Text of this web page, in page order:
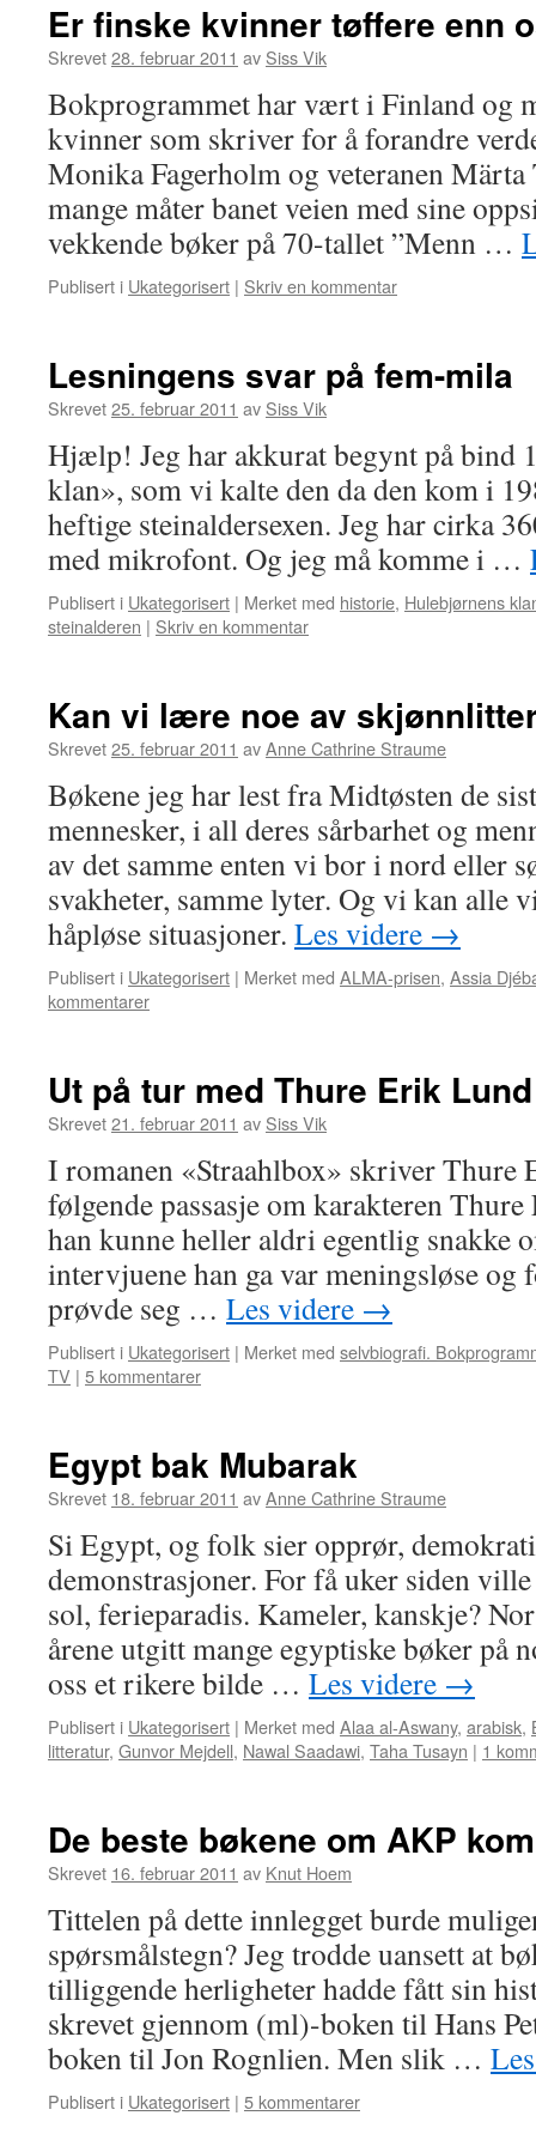
Er finske kvinner tøffere enn
Skrevet28. februar 2011 av Siss Vik
Bokprogrammet har vært i Finland og
kvinner som skriver for å forandre
Monika Fagerholm og veteranen
mange måter banet veien med sine
vekkende bøker på 70-tallet ”Menn …
Publisert i Ukategorisert | Skriv en kommentar
Lesningens svar på fem-mila
Skrevet25. februar 2011 av Siss Vik
Hjælp! Jeg har akkurat begynt på bind
klan», som vi kalte den da den kom i
heftige steinaldersexen. Jeg har cirka
med mikrofont. Og jeg må komme i …
Publisert i Ukategorisert | Merket med historie, Hulebjørnens
steinalderen | Skriv en kommentar
Kan vi lære noe av
Skrevet25. februar 2011 avAnne Cathrine Straume
Bøkene jeg har lest fra Midtøsten de
mennesker, i all deres sårbarhet og
av det samme enten vi bor i nord eller
svakheter, samme lyter. Og vi kan alle
håpløse situasjoner. Les videre →
Publisert i Ukategorisert | Merket med ALMA-prisen, Assia
kommentarer
Ut på tur med Thure Erik Lund
Skrevet21. februar 2011 av Siss Vik
I romanen «Straahlbox» skriver Thure
følgende passasje om karakteren
han kunne heller aldri egentlig snakke
intervjuene han ga var meningsløse
prøvde seg … Les videre →
Publisert i Ukategorisert | Merket med selvbiografi.
TV | 5 kommentarer
Egypt bak Mubarak
Skrevet 18. februar 2011 avAnne Cathrine Straume
Si Egypt, og folk sier opprør,
demonstrasjoner. For få uker siden
sol, ferieparadis. Kameler, kanskje?
årene utgitt mange egyptiske bøker på
oss et rikere bilde … Les videre →
Publisert i Ukategorisert | Merket med Alaa al-Aswany, arabisk,
litteratur, Gunvor Mejdell, Nawal Saadawi, Taha Tusayn | 1
De beste bøkene om AKP
Skrevet 16. februar 2011 av Knut Hoem
Tittelen på dette innlegget burde
spørsmålstegn? Jeg trodde uansett at
tilliggende herligheter hadde fått sin
skrevet gjennom (ml)-boken til Hans
boken til Jon Rognlien. Men slik …
Publisert i Ukategorisert | 5 kommentarer